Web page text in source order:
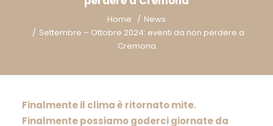
Home
News
Settembre – Ottobre 2024: eventi da non perdere a
Cremona
Finalmente il clima è ritornato mite.
Finalmente possiamo goderci giornate da